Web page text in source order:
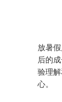
放暑
后的
验理
心。